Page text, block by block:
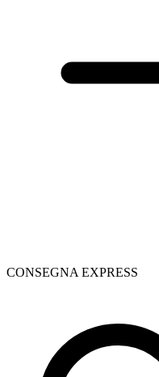
CONSEGNA EXPRESS